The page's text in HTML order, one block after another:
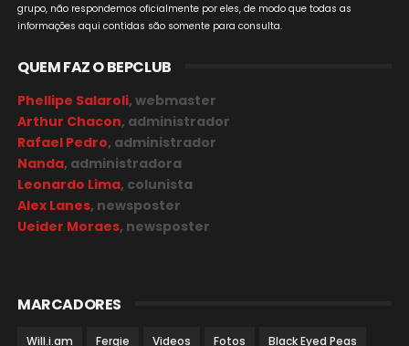
grupo, não respondemos oficialmente por eles, de modo que todas as
informações aqui contidas são somente para consulta.
QUEM FAZ O BEPCLUB
Phellipe Salaroli, webmaster
Arthur Chacon, administrador
Rafael Pedro, administrador
Nanda, administradora
Leonardo Lima, colunista
Alex Lanes, newsposter
Ueider Moraes, newsposter
MARCADORES
Will.i.am Fergie Videos Fotos Black Eyed Peas